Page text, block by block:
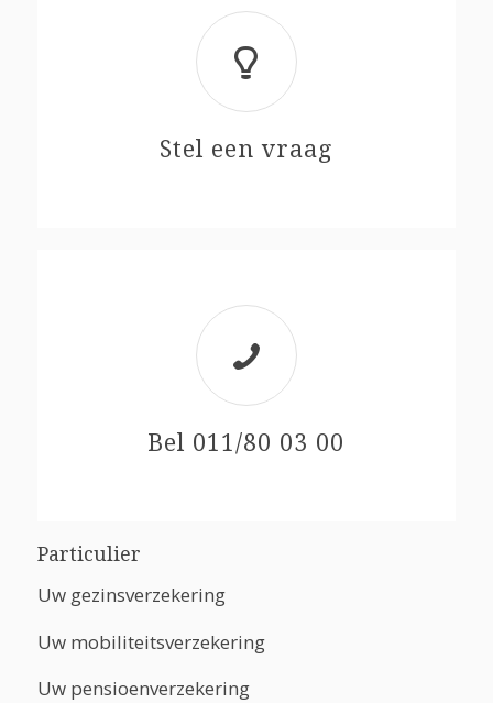
Stel een vraag
Bel 011/80 03 00
Particulier
Uw gezinsverzekering
Uw mobiliteitsverzekering
Uw pensioenverzekering